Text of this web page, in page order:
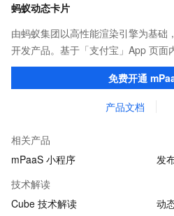
蚂蚁动态卡片
由蚂蚁集团以高性能渲染引擎为基础
开发产品。基于「支付宝」App 页面
户提升研发效率的同时，追求轻量、
免费开通
产品文档
相关产品
mPaaS 小程序
发
技术解读
Cube 技术解读
动